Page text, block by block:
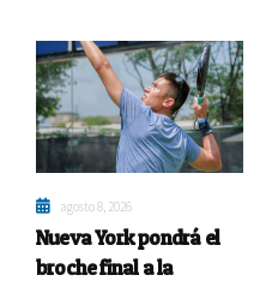
agosto 8, 2026
Nueva York pondrá el
broche final a la